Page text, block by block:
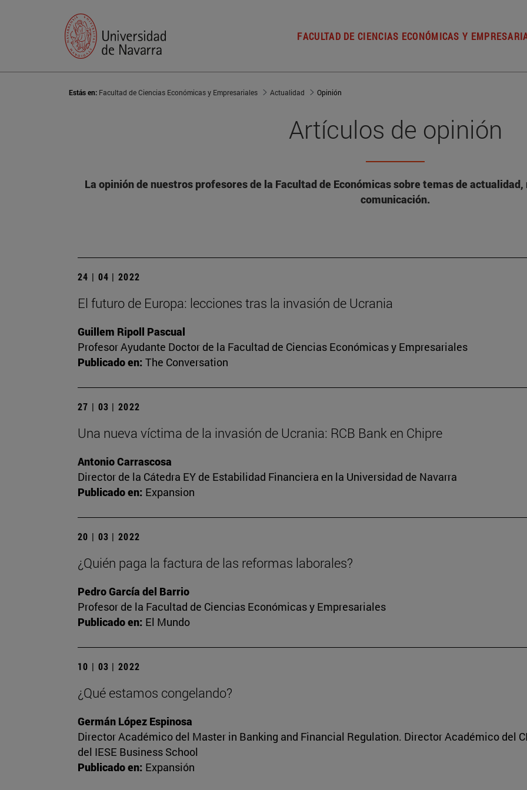
FACULTAD DE CIENCIAS ECONÓMICAS Y
Estás en: Facultad de Ciencias Económicas y Empresariales Actualidad Opinión
Artículos de opinión
La opinión de nuestros profesores de la Facultad de Económicas sobre temas de
comunicación.
24 | 04 | 2022
El futuro de Europa: lecciones tras la invasión de Ucrania
Guillem Ripoll Pascual
Profesor Ayudante Doctor de la Facultad de Ciencias Económicas y Empresariales
Publicado en: The Conversation
27 | 03 | 2022
Una nueva víctima de la invasión de Ucrania: RCB Bank en Chipre
Antonio Carrascosa
Director de la Cátedra EY de Estabilidad Financiera en la Universidad de Navarra
Publicado en: Expansion
20 | 03 | 2022
¿Quién paga la factura de las reformas laborales?
Pedro García del Barrio
Profesor de la Facultad de Ciencias Económicas y Empresariales
Publicado en: El Mundo
10 | 03 | 2022
¿Qué estamos congelando?
Germán López Espinosa
Director Académico del Master in Banking and Financial Regulation. Director Académico del
del IESE Business School
Publicado en: Expansión